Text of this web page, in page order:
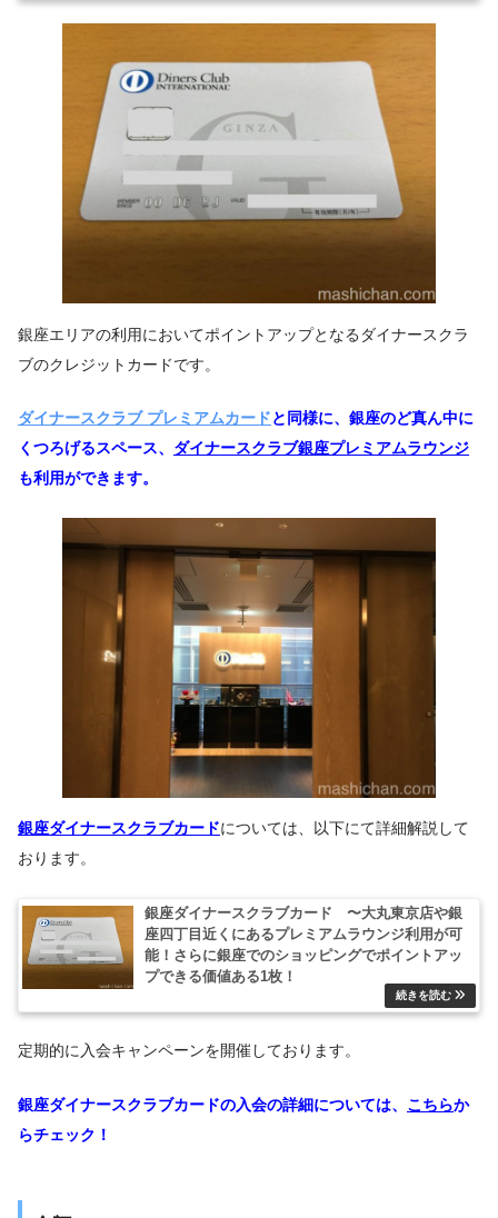
銀座エリアの利用においてポイントアップとなるダイナースクラ
ブのクレジットカードです。
ダイナースクラブ プレミアムカードと同様に、銀座のど真ん中に
くつろげるスペース、 ダイナースクラブ銀座プレミアムラウンジ
も利用ができます。
銀座ダイナースクラブカードについては、以下にて詳細解説して
おります。
銀座ダイナースクラブカード 〜大丸東京店や銀
座四丁目近くにあるプレミアムラウンジ利用が可
能！さらに銀座でのショッピングでポイントアッ
プできる価値ある1枚！
定期的に入会キャンペーンを開催しております。
銀座ダイナースクラブカードの入会の詳細については、 こちらか
らチェック！